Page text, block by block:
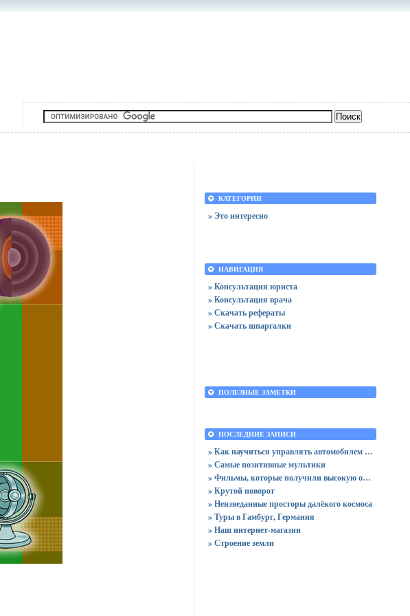
КАТЕГОРИИ
» Это интересно
НАВИГАЦИЯ
» Консультация юриста
» Консультация врача
» Скачать рефераты
» Скачать шпаргалки
ПОЛЕЗНЫЕ ЗАМЕТКИ
ПОСЛЕДНИЕ ЗАПИСИ
» Как научиться управлять автомобилем в городе
» Самые позитивные мультики
» Фильмы, которые получили высокую оценку зрителей
» Крутой поворот
» Неизведанные просторы далёкого космоса
» Туры в Гамбург, Германия
» Наш интернет-магазин
» Строение земли